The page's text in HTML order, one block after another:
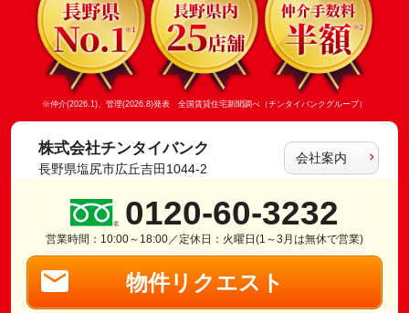
※仲介(2026.1)、管理(2026.8)発表 全国賃貸住宅新聞調べ（チンタイバンクグループ）
株式会社チンタイバンク
長野県塩尻市広丘吉田1044-2
会社案内
0120-60-3232
営業時間：10:00～18:00／定休日：火曜日(1～3月は無休で営業)
物件リクエスト